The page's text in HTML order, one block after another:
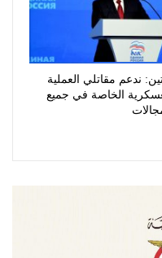
ندعم مقاتلي العملية
الخاصة في جميع